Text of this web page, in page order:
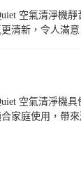
空氣清淨機
清新，令人滿意
空氣清淨機
家庭使用，帶
完整無缺！